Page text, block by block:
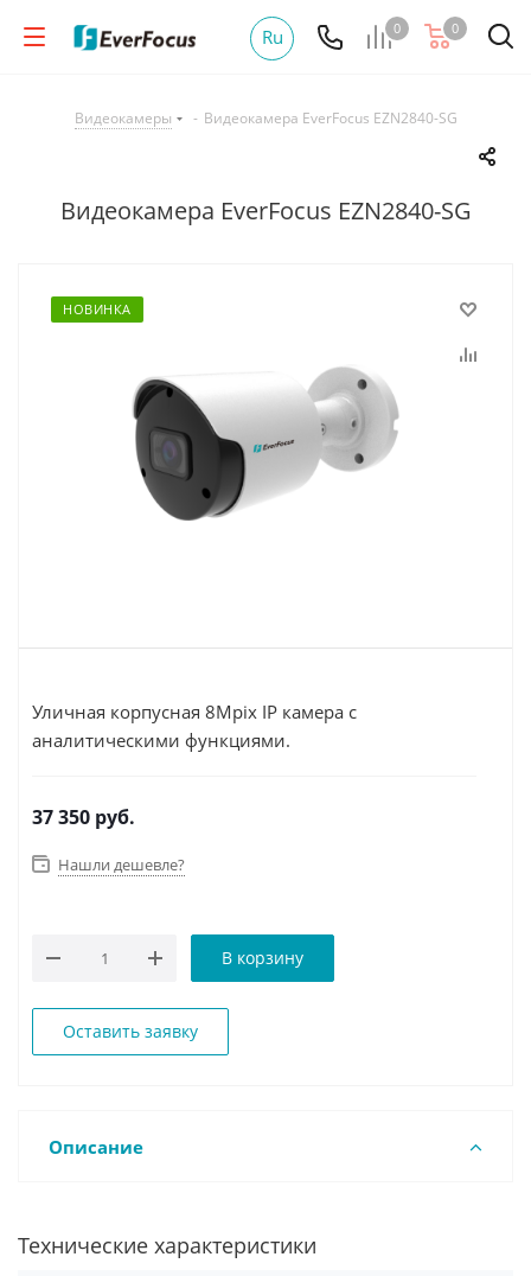
0 0
Ru
Видеокамеры - Видеокамера EverFocus EZN2840-SG
Видеокамера EverFocus EZN2840-SG
НОВИНКА
Уличная корпусная 8Mpix IP камера с
аналитическими функциями.
37 350 руб.
Нашли дешевле?
В корзину
Оставить заявку
Описание
Технические характеристики